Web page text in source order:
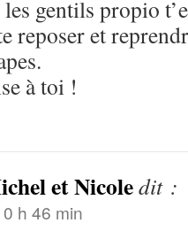
gentils propio
reposer et
à toi !
et Nicoledit :
h 46 min